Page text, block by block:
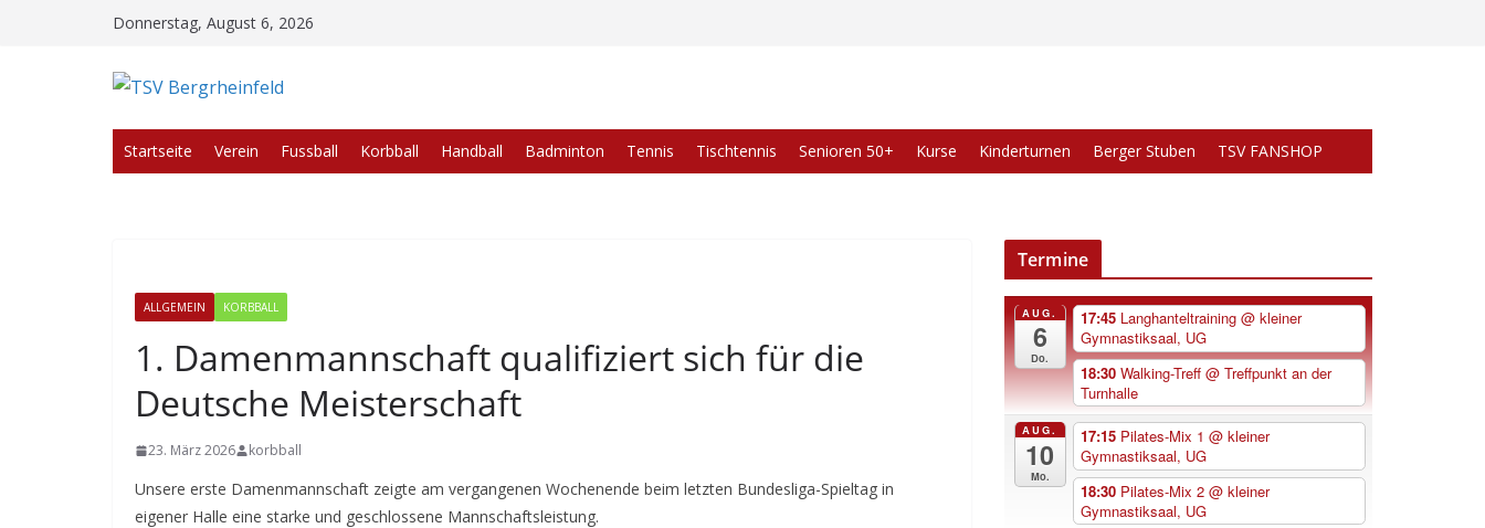
Donnerstag, August 6, 2026
Startseite Verein Fussball Korbball Handball Badminton Tennis Tischtennis Senioren 50+ Kurse Kinderturnen Berger Stuben TSV FANSHOP
ALLGEMEIN KORBBALL
1. Damenmannschaft qualifiziert sich für die
Deutsche Meisterschaft
23. März 2026 korbball
Unsere erste Damenmannschaft zeigte am vergangenen Wochenende beim letzten Bundesliga-Spieltag in
eigener Halle eine starke und geschlossene Mannschaftsleistung.
Termine
AUG.
6
Do.
17:45 Langhanteltraining @ kleiner
Gymnastiksaal, UG
18:30 Walking-Treff @ Treffpunkt an der
Turnhalle
AUG.
10
Mo.
17:15 Pilates-Mix 1 @ kleiner
Gymnastiksaal, UG
18:30 Pilates-Mix 2 @ kleiner
Gymnastiksaal, UG